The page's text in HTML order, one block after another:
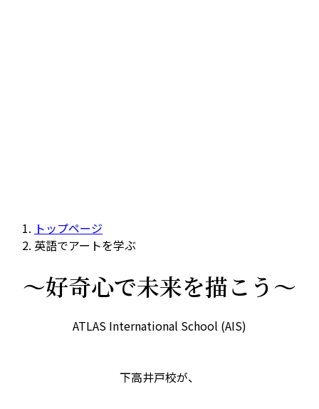
トップページ
英語でアートを学ぶ
〜好奇心で未来を描こう～
ATLAS International School (AIS)
下高井戸校が、